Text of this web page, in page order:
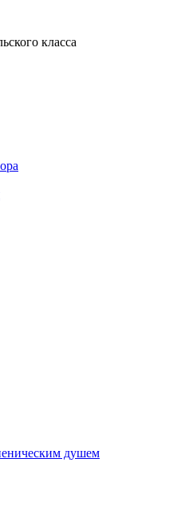
класса
душем